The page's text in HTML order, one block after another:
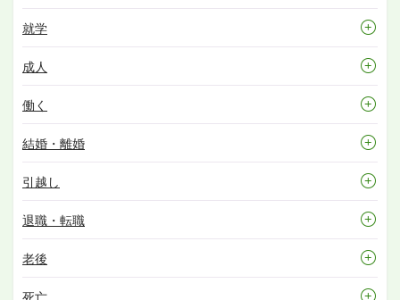
就学
成人
働く
結婚・離婚
引越し
退職・転職
老後